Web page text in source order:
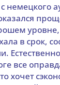
с немецкого
уровне,
в срок,
все
хочет